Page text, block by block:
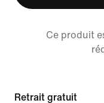
Ce produit
Retrait gratuit